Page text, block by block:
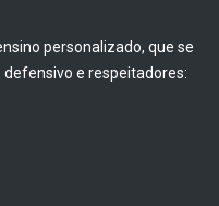
personalizado, que se
e respeitadores: